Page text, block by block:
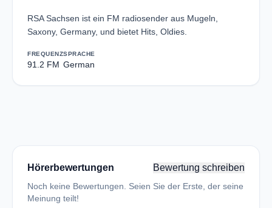
RSA Sachsen ist ein FM radiosender aus Mugeln,
Saxony, Germany, und bietet Hits, Oldies.
FREQUENZ
91.2 FM
SPRACHE
German
Hörerbewertungen Bewertung schreiben
Noch keine Bewertungen. Seien Sie der Erste, der seine
Meinung teilt!